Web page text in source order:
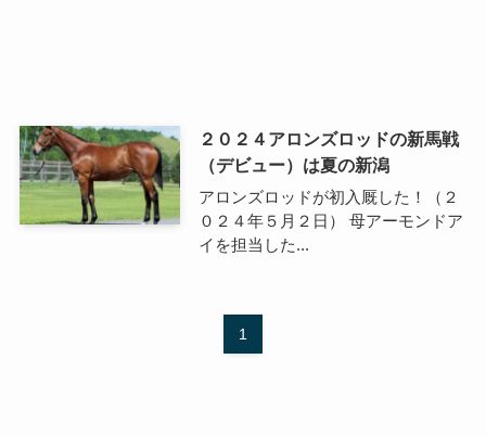
２０２４アロンズロッドの新馬戦
（デビュー）は夏の新潟
アロンズロッドが初入厩した！（２
０２４年５月２日） 母アーモンドア
イを担当した...
1